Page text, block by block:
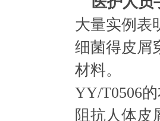
大量实例表
细菌得皮屑
材料。
YY/T0506
阻抗人体皮